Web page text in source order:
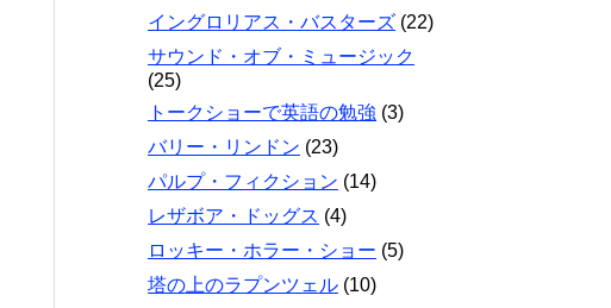
イングロリアス・バスターズ (22)
サウンド・オブ・ミュージック
(25)
トークショーで英語の勉強 (3)
バリー・リンドン (23)
パルプ・フィクション (14)
レザボア・ドッグス (4)
ロッキー・ホラー・ショー (5)
塔の上のラプンツェル (10)